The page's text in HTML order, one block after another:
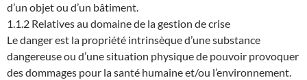
d’un objet ou d’un bâtiment.
1.1.2 Relatives au domaine de la gestion de crise
Le danger est la propriété intrinsèque d’une substance
dangereuse ou d’une situation physique de pouvoir provoquer
des dommages pour la santé humaine et/ou l’environnement.